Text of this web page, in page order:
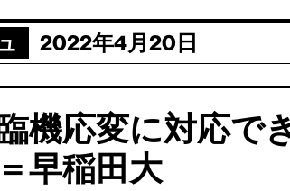
2022年4月20日
機応変に対応で
早稲田大